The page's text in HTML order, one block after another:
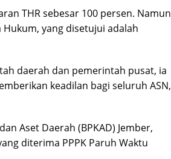
THR sebesar 100 persen. Namun
yang disetujui adalah
daerah dan pemerintah pusat, ia
keadilan bagi seluruh ASN,
Aset Daerah (BPKAD) Jember,
diterima PPPK Paruh Waktu